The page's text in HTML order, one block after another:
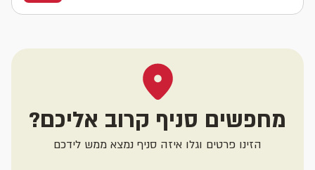
מחפשים סניף קרוב אליכם?
הזינו פרטים וגלו איזה סניף נמצא ממש לידכם